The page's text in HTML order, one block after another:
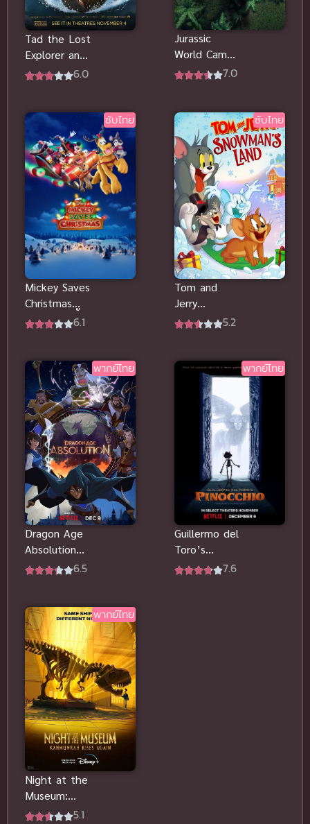
Tad the Lost
Explorer and
the Emerald
ไทย
6.0
Jurassic
World Camp
Cretaceous:
พากย์ไทย
7.0
ซับไทย
Mickey Saves
Christmas
(2022) มิกกี้
ไทยฟรี
6.1
ซับไทย
Tom and
Jerry
Snowman’s
ซับไทยดูฟรี
5.2
พากย์ไทย
Dragon Age
Absolution
ดราก้อน เอจ
นี่จ้า
6.5
พากย์ไทย
Guillermo del
Toro’s
Pinocchio7.6
พากย์ไทย
Night at the
Museum:
Kahmunrah5.1